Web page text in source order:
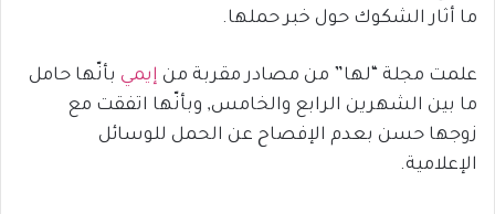
ما أثار الشكوك حول خبر حملها.
علمت مجلة “لها” من مصادر مقربة من إيمي بأنّها حامل
ما بين الشهرين الرابع والخامس, وبأنّها اتفقت مع
زوجها حسن بعدم الإفصاح عن الحمل للوسائل
الإعلامية.